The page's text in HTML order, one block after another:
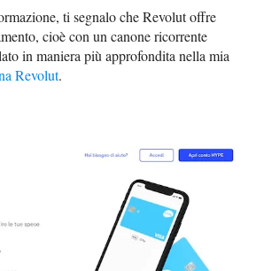
ti segnalo che Revolut offre
cioè con un canone ricorrente
in maniera più approfondita nella mia
Revolut.